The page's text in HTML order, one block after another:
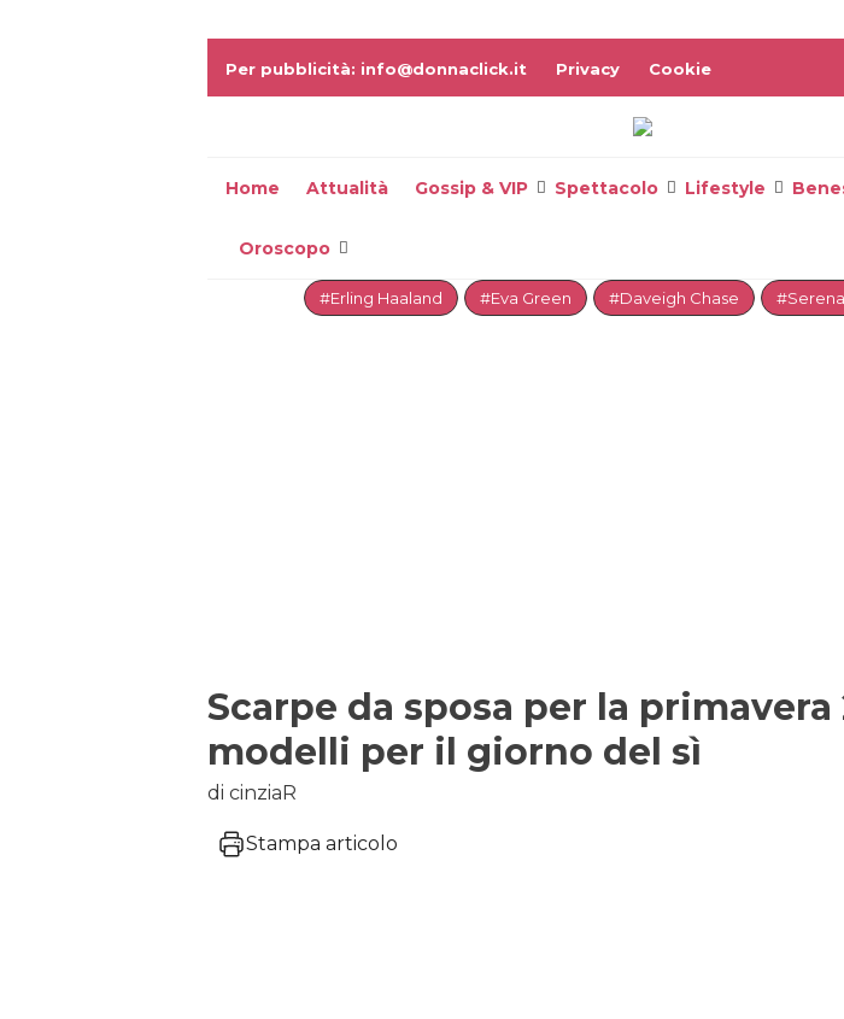
Per pubblicità: info@donnaclick.it Privacy Cookie
Home Attualità Gossip & VIP Spettacolo Lifestyle
Oroscopo
#Erling Haaland #Eva Green #Daveigh Chase
Scarpe da sposa per la primavera
modelli per il giorno del sì
di cinziaR
Stampa articolo